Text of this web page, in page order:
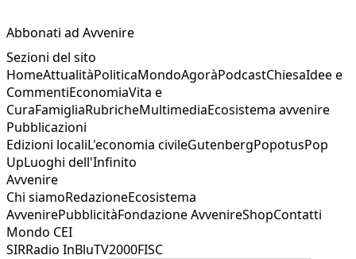
Abbonati ad Avvenire
Sezioni del sito
HomeAttualitàPoliticaMondoAgoràPodcastChiesaIdee e
CommentiEconomiaVita e
CuraFamigliaRubricheMultimediaEcosistema avvenire
Pubblicazioni
Edizioni localiL'economia civileGutenbergPopotusPop
UpLuoghi dell'Infinito
Avvenire
Chi siamoRedazioneEcosistema
AvvenirePubblicitàFondazione AvvenireShopContatti
Mondo CEI
SIRRadio InBluTV2000FISC